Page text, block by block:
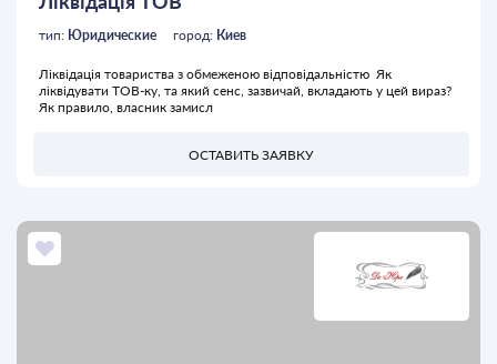
тип: Юридические город: Киев
Ліквідація товариства з обмеженою відповідальністю Як
ліквідувати ТОВ-ку, та який сенс, зазвичай, вкладають у цей вираз?
Як правило, власник замисл
ОСТАВИТЬ ЗАЯВКУ